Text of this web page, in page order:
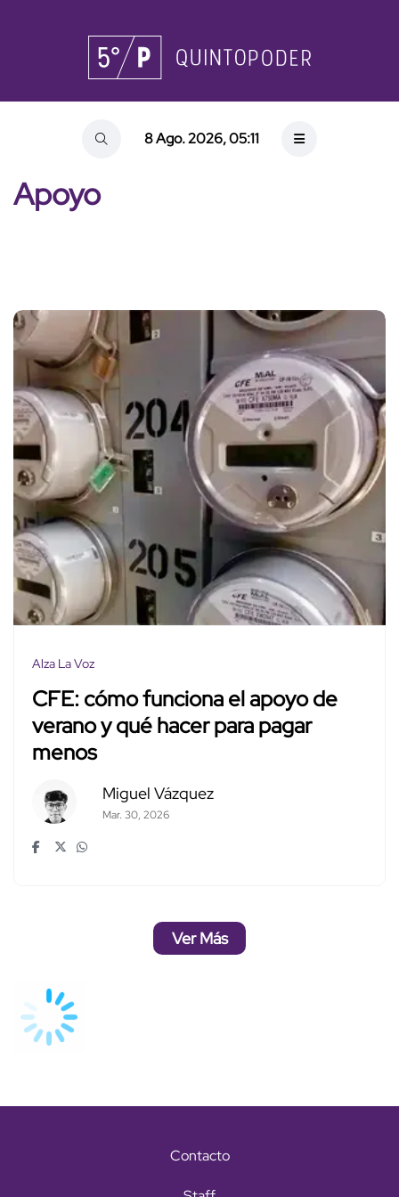
8 Ago. 2026, 05:11
Apoyo
Alza La Voz
CFE: cómo funciona el apoyo de
verano y qué hacer para pagar
menos
Miguel Vázquez
Mar. 30, 2026
Ver Más
Contacto